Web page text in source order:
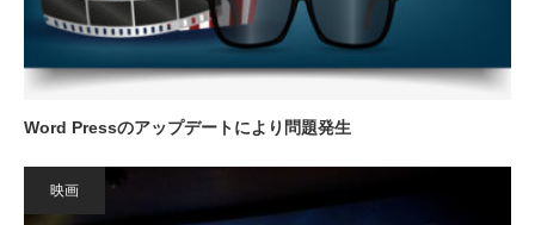
Word Pressのアップデートにより問題発生
映画